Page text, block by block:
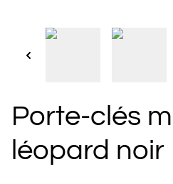
Porte-clés
léopard noir